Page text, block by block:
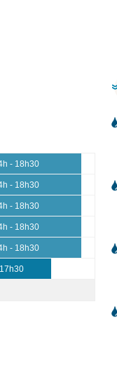
- 18h30
- 18h30
- 18h30
- 18h30
- 18h30